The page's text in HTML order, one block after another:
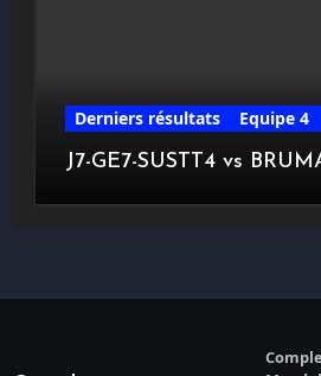
Derniers résultats Equipe 4
J7-GE7-SUSTT4 vs